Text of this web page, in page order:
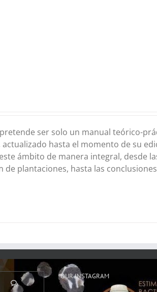
ser solo un manual teórico-
hasta el momento de su
ámbito de manera integral, desde
plantaciones, hasta las
Comments
OUR INSTAGRAM